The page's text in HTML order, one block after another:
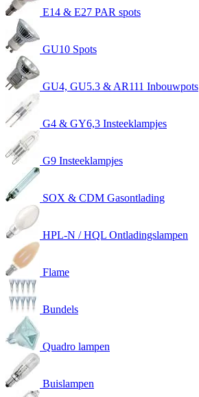
E14 & E27 PAR spots
GU10 Spots
GU4, GU5.3 & AR111 Inbouwpots
G4 & GY6,3 Insteeklampjes
G9 Insteeklampjes
SOX & CDM Gasontlading
HPL-N / HQL Ontladingslampen
Flame
Bundels
Quadro lampen
Buislampen